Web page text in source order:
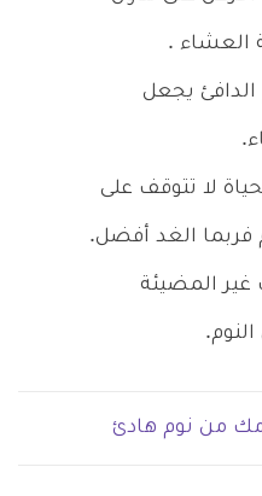
العشاء .
الدافئ يجعل
لا تتوقف على
فربما الغد أفضل.
المضيئة